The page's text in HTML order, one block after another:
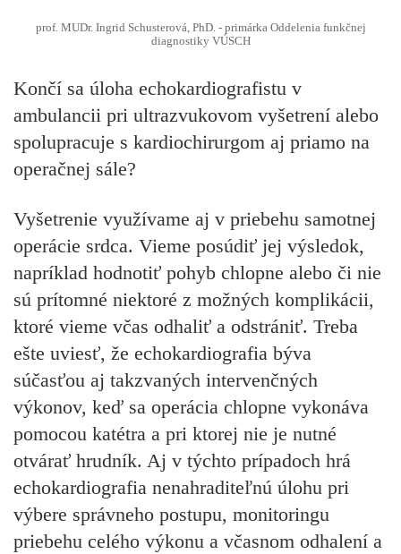
prof. MUDr. Ingrid Schusterová, PhD. - primárka Oddelenia funkčnej
diagnostiky VÚSCH
Končí sa úloha echokardiografistu v
ambulancii pri ultrazvukovom vyšetrení alebo
spolupracuje s kardiochirurgom aj priamo na
operačnej sále?
Vyšetrenie využívame aj v priebehu samotnej
operácie srdca. Vieme posúdiť jej výsledok,
napríklad hodnotiť pohyb chlopne alebo či nie
sú prítomné niektoré z možných komplikácii,
ktoré vieme včas odhaliť a odstrániť. Treba
ešte uviesť, že echokardiografia býva
súčasťou aj takzvaných intervenčných
výkonov, keď sa operácia chlopne vykonáva
pomocou katétra a pri ktorej nie je nutné
otvárať hrudník. Aj v týchto prípadoch hrá
echokardiografia nenahraditeľnú úlohu pri
výbere správneho postupu, monitoringu
priebehu celého výkonu a včasnom odhalení a